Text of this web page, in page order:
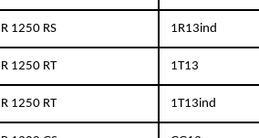
R 1250 RS 1R13ind
R 1250 RT 1T13
R 1250 RT 1T13ind